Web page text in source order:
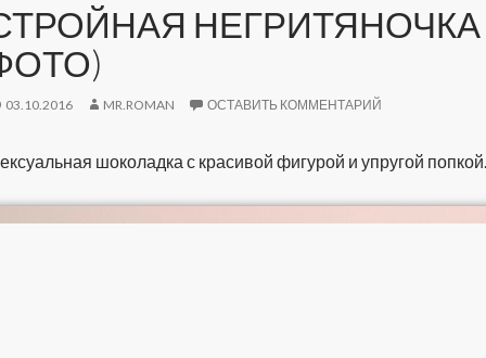
НЕГРИТЯНОЧКА
03.10.2016 MR.ROMAN ОСТАВИТЬ КОММЕНТАРИЙ
шоколадка с красивой фигурой и упругой попкой.